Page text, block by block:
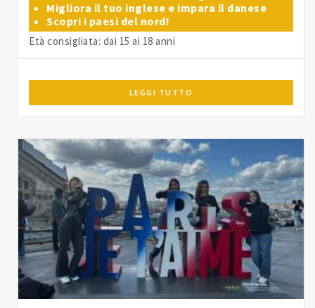
Migliora il tuo inglese e impara il danese
Scopri i paesi del nord!
Età consigliata: dai 15 ai 18 anni
LEGGI TUTTO